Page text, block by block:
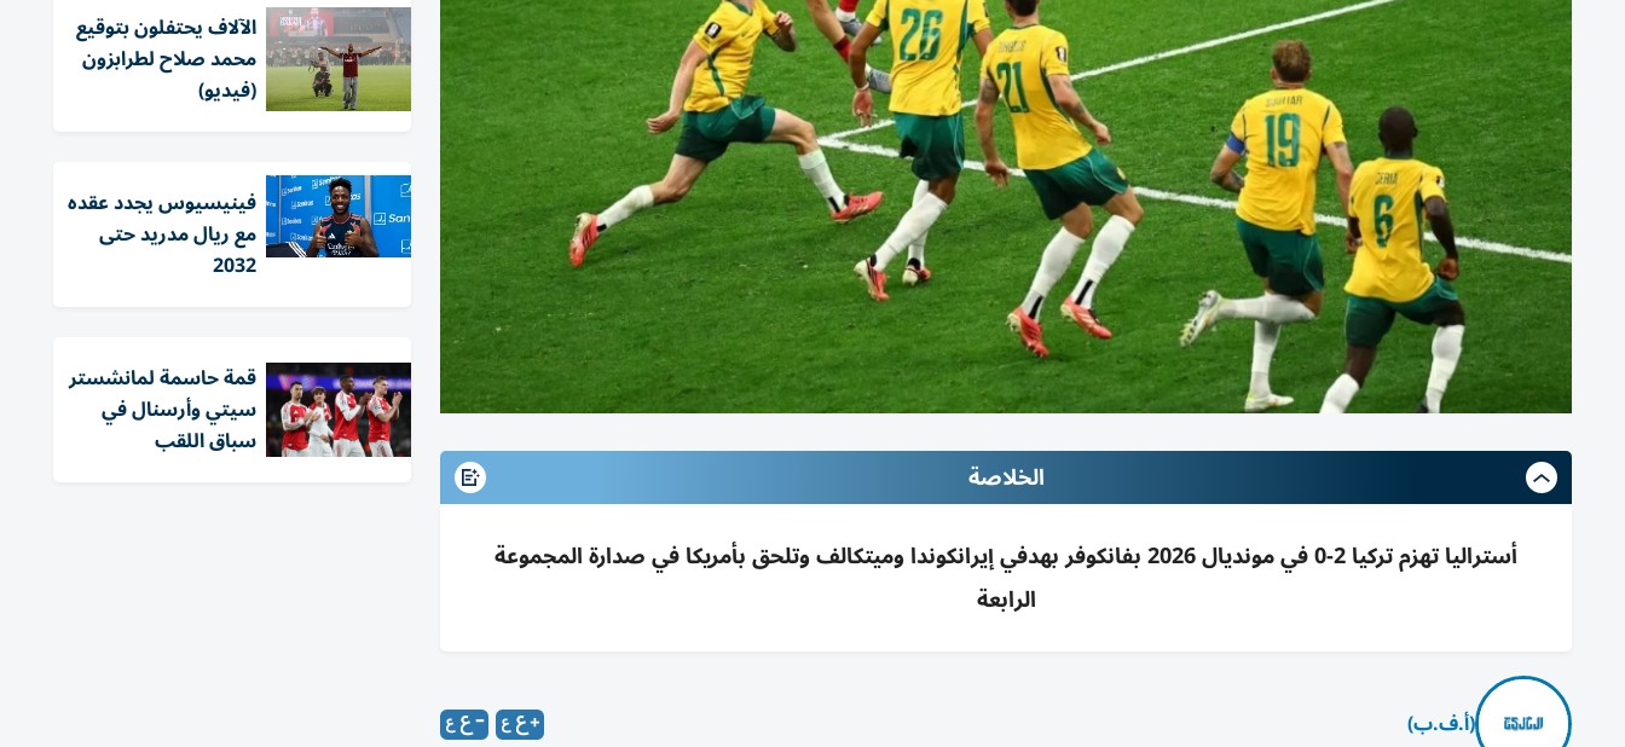
الخلاصة
أستراليا تهزم تركيا 2-0 في مونديال 2026 بفانكوفر بهدفي إيرانكوندا وميتكالف وتلحق بأمريكا في صدارة المجموعة
الرابعة
(أ.ف.ب)
الآلاف يحتفلون بتوقيع
محمد صلاح لطرابزون
(فيديو)
فينيسيوس يجدد عقده
مع ريال مدريد حتى
2032
قمة حاسمة لمانشستر
سيتي وأرسنال في
سباق اللقب